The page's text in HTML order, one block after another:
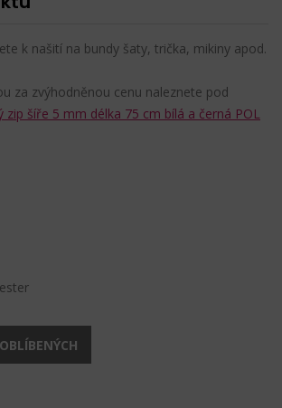
k našití na bundy šaty, trička, mikiny apod.
za zvýhodněnou cenu naleznete pod
zip šíře 5 mm délka 75 cm bílá a černá POL